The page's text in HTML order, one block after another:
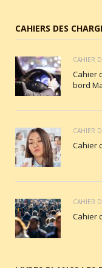
CAHIERS DES
CAHIER
Cahier
bord
CAHIER
Cahier
CAHIER
Cahier